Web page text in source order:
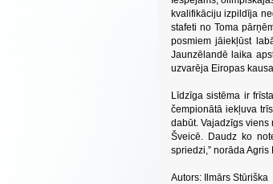
kvalifikāciju izpildīja
stafeti no Toma
posmiem jāiekļūst
Jaunzēlandē laika
uzvarēja Eiropas
Līdzīga sistēma ir
čempionātā iekļuva
dabūt. Vajadzīgs viens
Šveicē. Daudz ko
spriedzi,” norāda Agris
Autors: Ilmārs Stūriška